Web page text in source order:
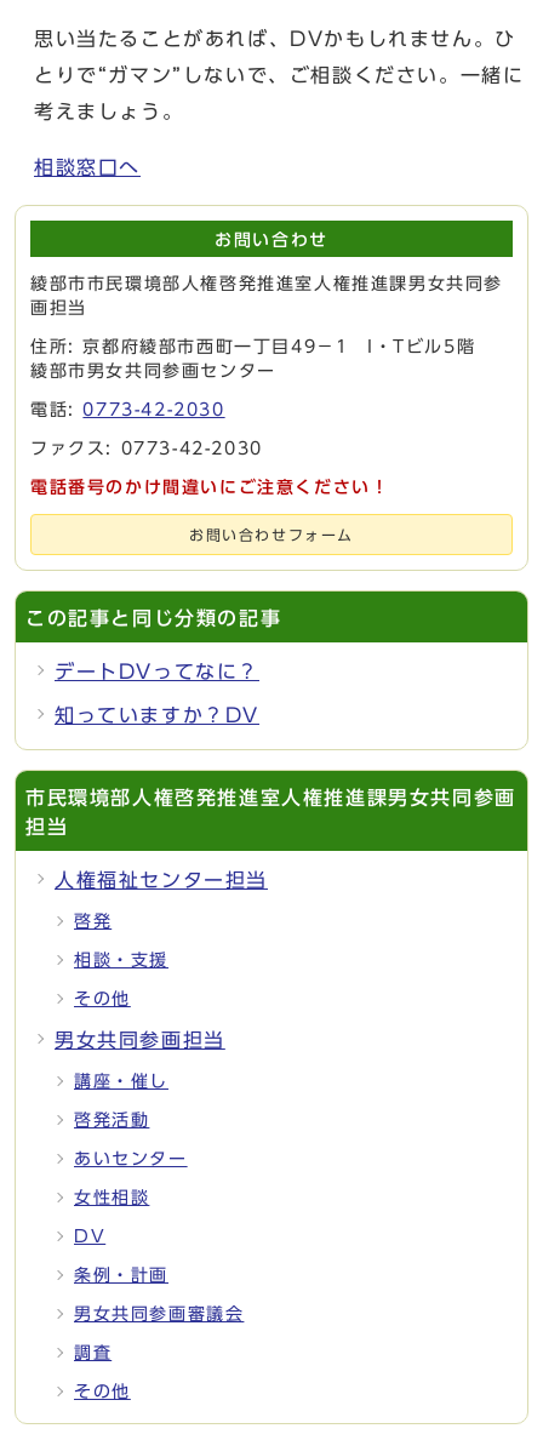
思い当たることがあれば、DVかもしれません。ひ
とりで“ガマン”しないで、ご相談ください。一緒に
考えましょう。
相談窓口へ
お問い合わせ
綾部市市民環境部人権啓発推進室人権推進課男女共同参
画担当
住所: 京都府綾部市西町一丁目49－1 I・Tビル5階
綾部市男女共同参画センター
電話:0773-42-2030
ファクス: 0773-42-2030
電話番号のかけ間違いにご注意ください！
お問い合わせフォーム
この記事と同じ分類の記事
デートDVってなに？
知っていますか？DV
市民環境部人権啓発推進室人権推進課男女共同参画
担当
人権福祉センター担当
啓発
相談・支援
その他
男女共同参画担当
講座・催し
啓発活動
あいセンター
女性相談
DV
条例・計画
男女共同参画審議会
調査
その他